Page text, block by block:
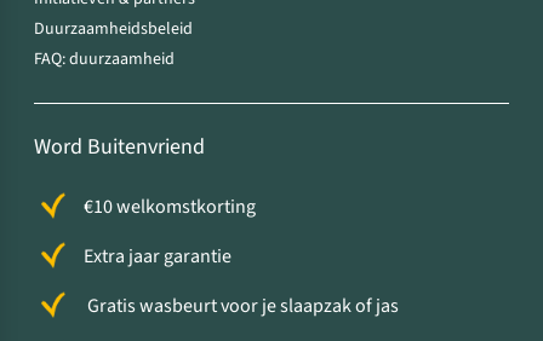
Duurzaamheidsbeleid
FAQ: duurzaamheid
Word Buitenvriend
€10 welkomstkorting
Extra jaar garantie
Gratis wasbeurt voor je slaapzak of jas